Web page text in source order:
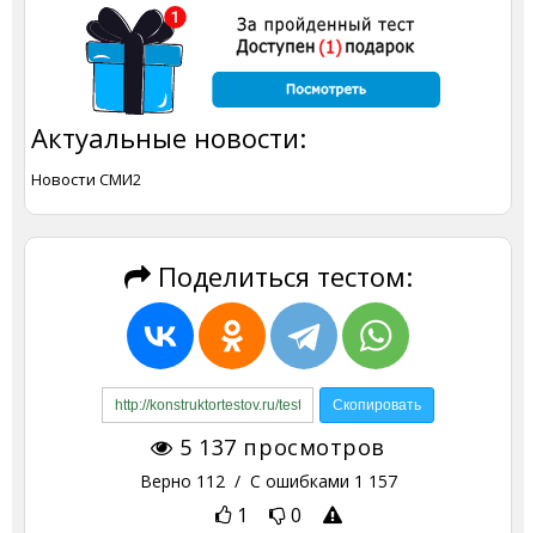
Актуальные новости:
Новости СМИ2
Поделиться тестом:
5 137 просмотров
Верно 112 / С ошибками 1 157
1 0